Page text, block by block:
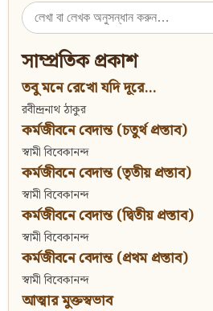
Search
for:
সাম্প্রতিক প্রকাশ
তবু মনে রেখো যদি দূরে...
রবীন্দ্রনাথ ঠাকুর
কর্মজীবনে বেদান্ত (চতুর্থ প্রস্তাব)
স্বামী বিবেকানন্দ
কর্মজীবনে বেদান্ত (তৃতীয় প্রস্তাব)
স্বামী বিবেকানন্দ
কর্মজীবনে বেদান্ত (দ্বিতীয় প্রস্তাব)
স্বামী বিবেকানন্দ
কর্মজীবনে বেদান্ত (প্রথম প্রস্তাব)
স্বামী বিবেকানন্দ
আত্মার মুক্তস্বভাব